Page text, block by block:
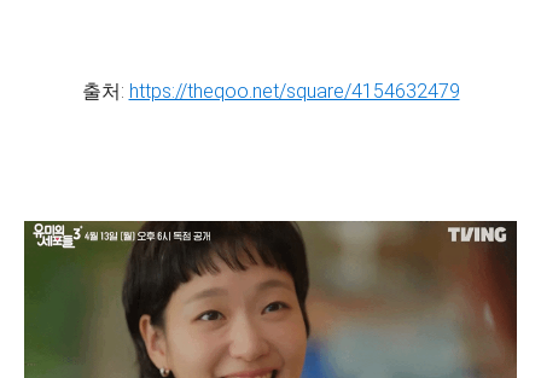
출처: https://theqoo.net/square/4154632479